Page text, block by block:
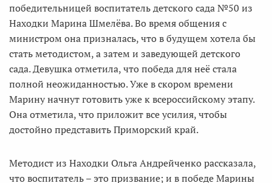
победительницей воспитатель детского сада №50 из
Находки Марина Шмелёва. Во время общения с
министром она призналась, что в будущем хотела бы
стать методистом, а затем и заведующей детского
сада. Девушка отметила, что победа для неё стала
полной неожиданностью. Уже в скором времени
Марину начнут готовить уже к всероссийскому этапу.
Она отметила, что приложит все усилия, чтобы
достойно представить Приморский край.
Методист из Находки Ольга Андрейченко рассказала,
что воспитатель – это призвание; и в победе Марины